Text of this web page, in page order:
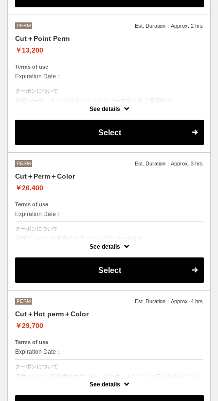
PERM Est. Duration：Approx. 2 hrs
Cut＋Point Perm
￥13,200
Terms of use
Expiration Date：
クーポンについて
前髪パーマ、トップだけのポイントパーマなどをご希望の方。
パーマのデザイン、髪の毛の長さにより施術時間、金額が前後すること
See details
Select
PERM Est. Duration：Approx. 3 hrs
Cut＋Perm＋Color
￥26,400
Terms of use
Expiration Date：
クーポンについて
デザインなしの単色のカラーリングとパーマです。
マ、ツイストパーマなどをご希望の方は最終受付時間が変わるため、別
●カラーリングは髪の長さにより別途ロング料金を頂戴いたします。
See details
Select
PERM Est. Duration：Approx. 4 hrs
Cut＋Hot perm＋Color
￥29,700
Terms of use
Expiration Date：
クーポンについて
デザインなしの単色のカラーリングとホットパーマ（デジタルパーマ）
See details